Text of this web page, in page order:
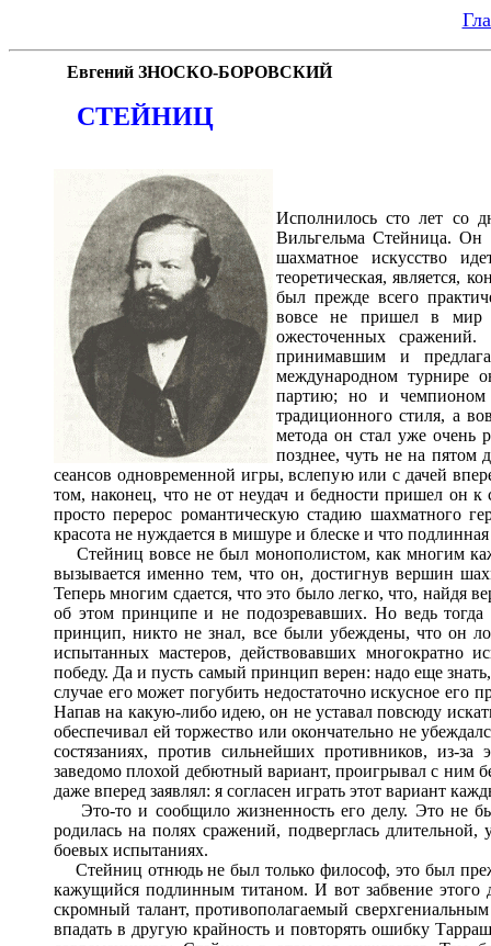
Евгений ЗНОСКО-БОРОВСКИЙ
СТЕЙНИЦ
Исполнилось сто лет со
Вильгельма Стейница. Он
шахматное искусство
теоретическая, является,
был прежде всего
вовсе не пришел в мир
ожесточенных
принимавшим и
международном турнире
партию; но и чемпионом
традиционного стиля, а
метода он стал уже очень
позднее, чуть не на пятом
сеансов одновременной игры, вслепую или с дачей
том, наконец, что не от неудач и бедности пришел он
просто перерос романтическую стадию шахматного
красота не нуждается в мишуре и блеске и что
Стейниц вовсе не был монополистом, как многим
вызывается именно тем, что он, достигнув вершин
Теперь многим сдается, что это было легко, что,
об этом принципе и не подозревавших. Но ведь
принцип, никто не знал, все были убеждены, что он
испытанных мастеров, действовавших многократно
победу. Да и пусть самый принцип верен: надо еще
случае его может погубить недостаточно искусное
Напав на какую-либо идею, он не уставал повсюду
обеспечивал ей торжество или окончательно не
состязаниях, против сильнейших противников, из-
заведомо плохой дебютный вариант, проигрывал с ним
даже вперед заявлял: я согласен играть этот вариант
Это-то и сообщило жизненность его делу. Это не
родилась на полях сражений, подверглась
боевых испытаниях.
Стейниц отнюдь не был только философ, это был
кажущийся подлинным титаном. И вот забвение этого
скромный талант, противополагаемый
впадать в другую крайность и повторять ошибку